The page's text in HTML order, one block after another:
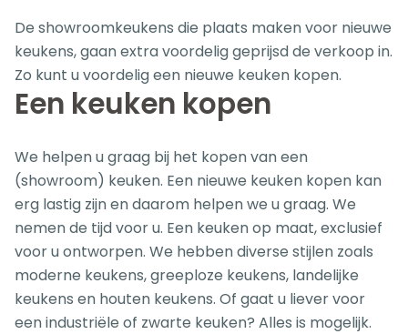
De showroomkeukens die plaats maken voor nieuwe
keukens, gaan extra voordelig geprijsd de verkoop in.
Zo kunt u voordelig een nieuwe keuken kopen.
Een keuken kopen
We helpen u graag bij het kopen van een
(showroom) keuken. Een nieuwe keuken kopen kan
erg lastig zijn en daarom helpen we u graag. We
nemen de tijd voor u. Een keuken op maat, exclusief
voor u ontworpen. We hebben diverse stijlen zoals
moderne keukens, greeploze keukens, landelijke
keukens en houten keukens. Of gaat u liever voor
een industriële of zwarte keuken? Alles is mogelijk.